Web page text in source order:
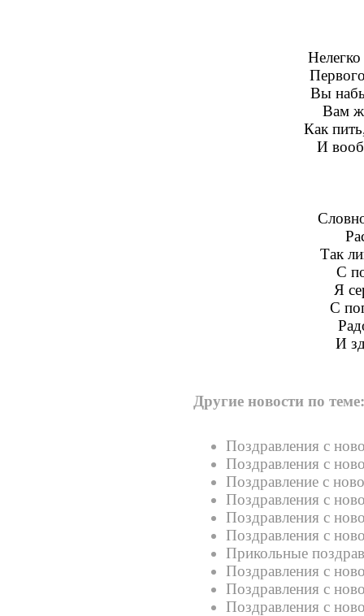
Вы
Вам
Как
И
Так
С
Я
С
И
Другие новости по теме:
Поздравления с
Поздравления с
Поздравление с
Поздравления с
Поздравления с
Поздравления с
Прикольные
Поздравления с
Поздравления с
Поздравления с